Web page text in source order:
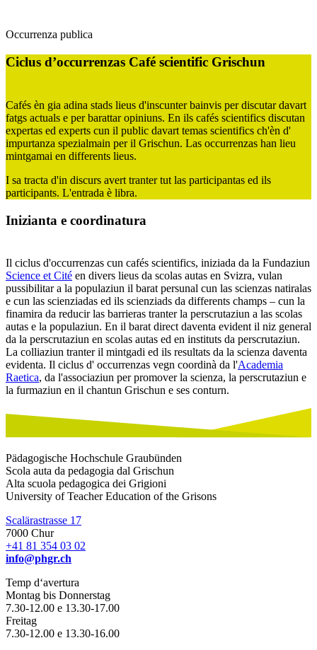
Occurrenza publica
Ciclus d’occurrenzas Café scientific Grischun
Cafés èn gia adina stads lieus d'inscunter bainvis per discutar davart
fatgs actuals e per barattar opiniuns. En ils cafés scientifics discutan
expertas ed experts cun il public davart temas scientifics ch'èn d'
impurtanza spezialmain per il Grischun. Las occurrenzas han lieu
mintgamai en differents lieus.
I sa tracta d'in discurs avert tranter tut las participantas ed ils
participants. L'entrada è libra.
Inizianta e coordinatura
Il ciclus d'occurrenzas cun cafés scientifics, iniziada da la Fundaziun
Science et Cité en divers lieus da scolas autas en Svizra, vulan
pussibilitar a la populaziun il barat persunal cun las scienzas natiralas
e cun las scienziadas ed ils scienziads da differents champs – cun la
finamira da reducir las barrieras tranter la perscrutaziun a las scolas
autas e la populaziun. En il barat direct daventa evident il niz general
da la perscrutaziun en scolas autas ed en instituts da perscrutaziun.
La colliaziun tranter il mintgadi ed ils resultats da la scienza daventa
evidenta. Il ciclus d' occurrenzas vegn coordinà da l'Academia
Raetica, da l'associaziun per promover la scienza, la perscrutaziun e
la furmaziun en il chantun Grischun e ses conturn.
Pädagogische Hochschule Graubünden
Scola auta da pedagogia dal Grischun
Alta scuola pedagogica dei Grigioni
University of Teacher Education of the Grisons
Scalärastrasse 17
7000 Chur
+41 81 354 03 02
info@phgr.ch
Temp d‘avertura
Montag bis Donnerstag
7.30-12.00 e 13.30-17.00
Freitag
7.30-12.00 e 13.30-16.00